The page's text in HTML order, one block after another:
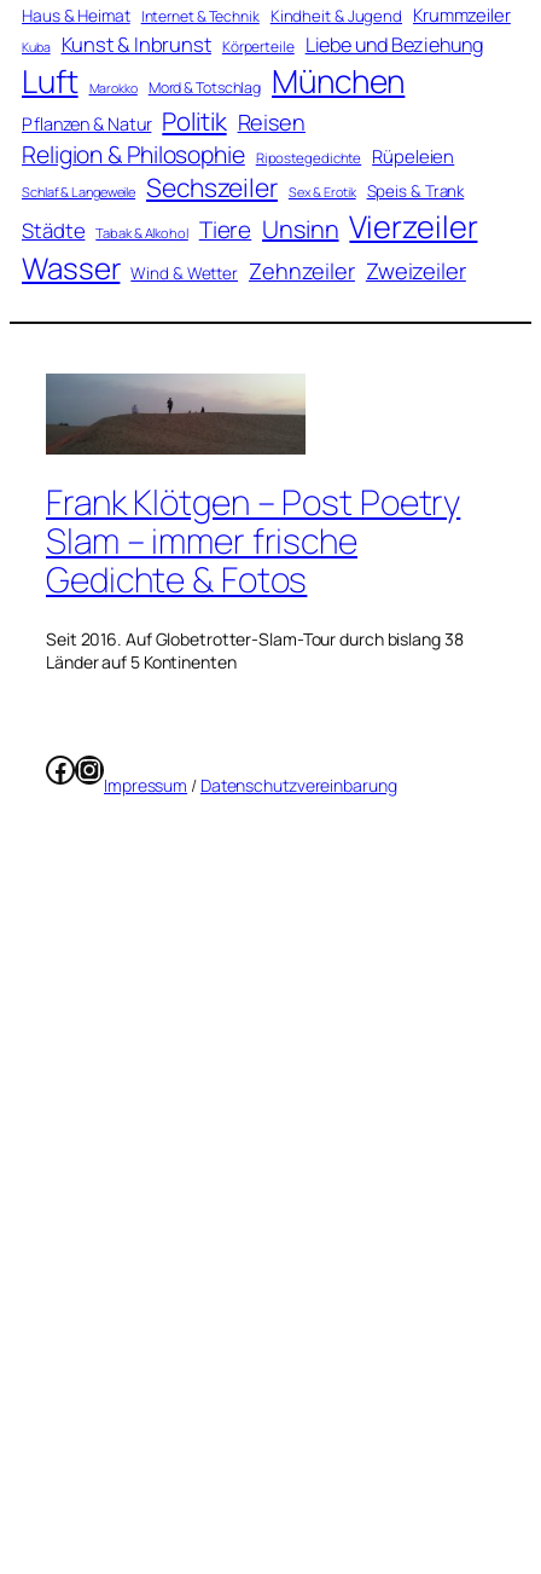
Haus & Heimat Internet & Technik Kindheit & Jugend Krummzeiler
Kuba Kunst & Inbrunst Körperteile Liebe und Beziehung
Luft Marokko Mord & Totschlag München
Pflanzen & Natur Politik Reisen
Religion & Philosophie Ripostegedichte Rüpeleien
Schlaf & Langeweile Sechszeiler Sex & Erotik Speis & Trank
Städte Tabak & Alkohol Tiere Unsinn Vierzeiler
Wasser Wind & Wetter Zehnzeiler Zweizeiler
Frank Klötgen – Post Poetry
Slam – immer frische
Gedichte & Fotos
Seit 2016. Auf Globetrotter-Slam-Tour durch bislang 38
Länder auf 5 Kontinenten
Facebook
Instagram
Impressum / Datenschutzvereinbarung